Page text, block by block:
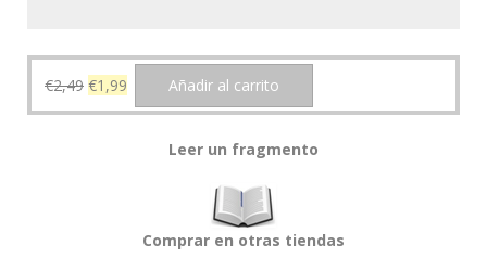
€2,49 El
precio
€1,99
precio
Añadir al carrito
Leer un fragmento
Comprar en otras tiendas